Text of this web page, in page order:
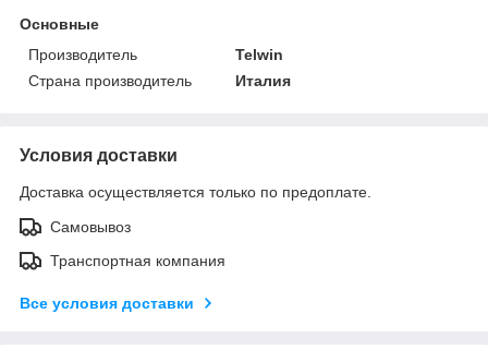
Основные
Производитель
Telwin
Страна производитель
Италия
Условия доставки
Доставка осуществляется только по предоплате.
Самовывоз
Транспортная компания
Все условия доставки